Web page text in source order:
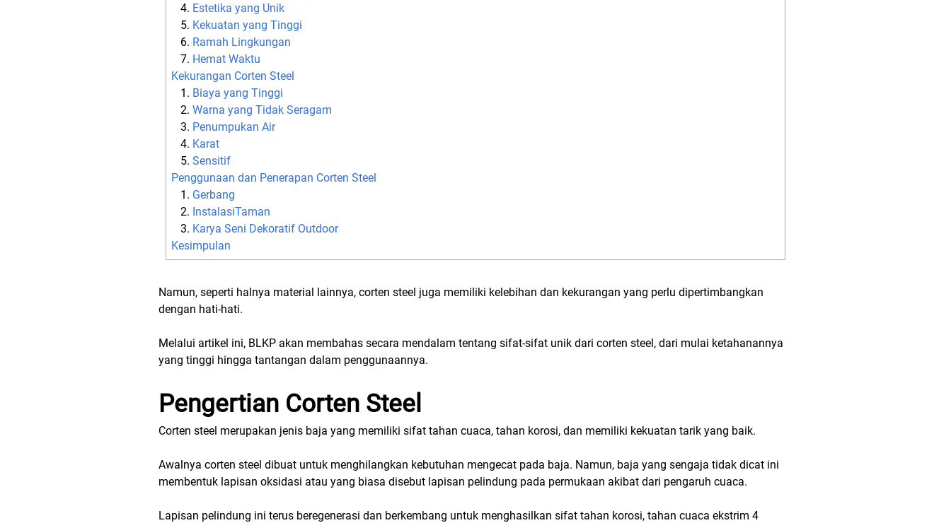
Estetika yang Unik
Kekuatan yang Tinggi
Ramah Lingkungan
Hemat Waktu
Kekurangan Corten Steel
Biaya yang Tinggi
Warna yang Tidak Seragam
Penumpukan Air
Karat
Sensitif
Penggunaan dan Penerapan Corten Steel
Gerbang
InstalasiTaman
Karya Seni Dekoratif Outdoor
Kesimpulan
Namun, seperti halnya material lainnya, corten steel juga memiliki kelebihan dan kekurangan yang perlu dipertimbangkan
dengan hati-hati.
Melalui artikel ini, BLKP akan membahas secara mendalam tentang sifat-sifat unik dari corten steel, dari mulai ketahanannya
yang tinggi hingga tantangan dalam penggunaannya.
Pengertian Corten Steel
Corten steel merupakan jenis baja yang memiliki sifat tahan cuaca, tahan korosi, dan memiliki kekuatan tarik yang baik.
Awalnya corten steel dibuat untuk menghilangkan kebutuhan mengecat pada baja. Namun, baja yang sengaja tidak dicat ini
membentuk lapisan oksidasi atau yang biasa disebut lapisan pelindung pada permukaan akibat dari pengaruh cuaca.
Lapisan pelindung ini terus beregenerasi dan berkembang untuk menghasilkan sifat tahan korosi, tahan cuaca ekstrim 4